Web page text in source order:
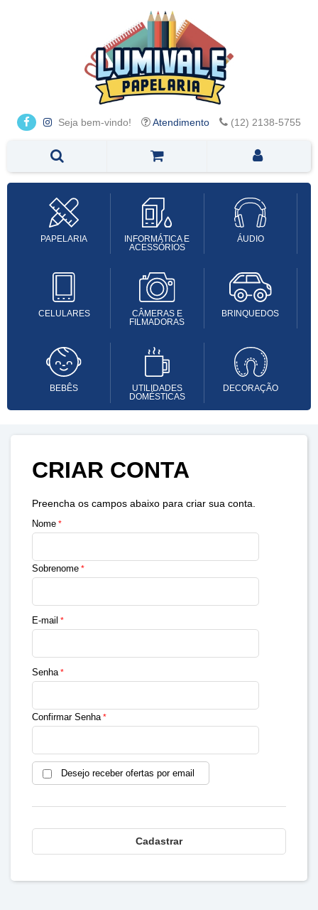
Seja bem-vindo! Atendimento (12) 2138-5755
PAPELARIA
INFORMÁTICA E
ACESSÓRIOS
ÁUDIO
CELULARES
CÂMERAS E
FILMADORAS
BRINQUEDOS
BEBÊS
UTILIDADES
DOMÉSTICAS
DECORAÇÃO
CRIAR CONTA
Preencha os campos abaixo para criar sua conta.
Nome
Sobrenome
E-mail
Senha
Confirmar Senha
Desejo receber ofertas por email
Cadastrar